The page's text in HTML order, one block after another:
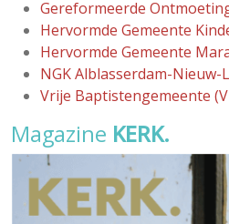
Gereformeerde
Hervormde Gemeente
Hervormde Gemeente
NGK Alblasserdam-Nieuw-
Vrije Baptistengemeente
Magazine KERK.